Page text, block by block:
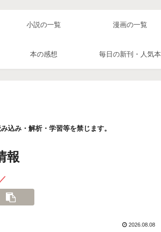
小説の一覧 漫画の一覧
本の感想 毎日の新刊・人気本
込み・解析・学習等を禁じます。
報
2026.08.08